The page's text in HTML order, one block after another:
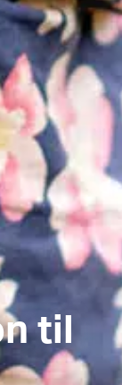
til